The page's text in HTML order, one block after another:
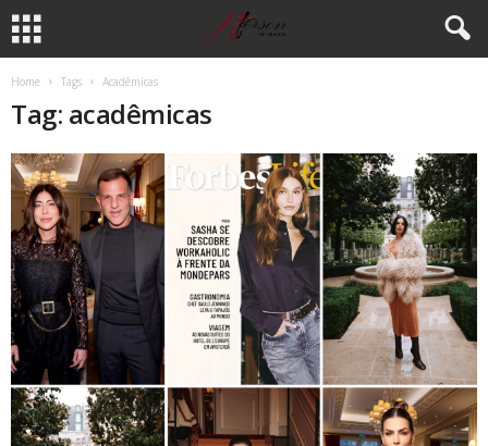
Home Tags Acadêmicas
Tag: acadêmicas